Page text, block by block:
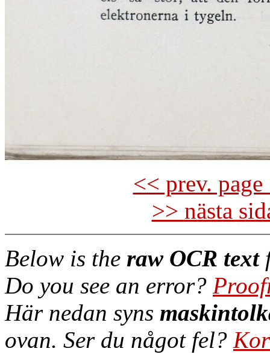
<< prev.
>> nästa
Below is the raw OCR text
Do you see an error?
Här nedan syns
ovan. Ser du något fel?